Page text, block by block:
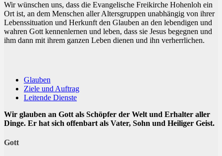
Wir wünschen uns, dass die Evangelische Freikirche Hohenloh ein
Ort ist, an dem Menschen aller Altersgruppen unabhängig von ihrer
Lebenssituation und Herkunft den Glauben an den lebendigen und
wahren Gott kennenlernen und leben, dass sie Jesus begegnen und
ihm dann mit ihrem ganzen Leben dienen und ihn verherrlichen.
Glauben
Ziele und Auftrag
Leitende Dienste
Wir glauben an Gott als Schöpfer der Welt und Erhalter aller
Dinge. Er hat sich offenbart als Vater, Sohn und Heiliger Geist.
Gott